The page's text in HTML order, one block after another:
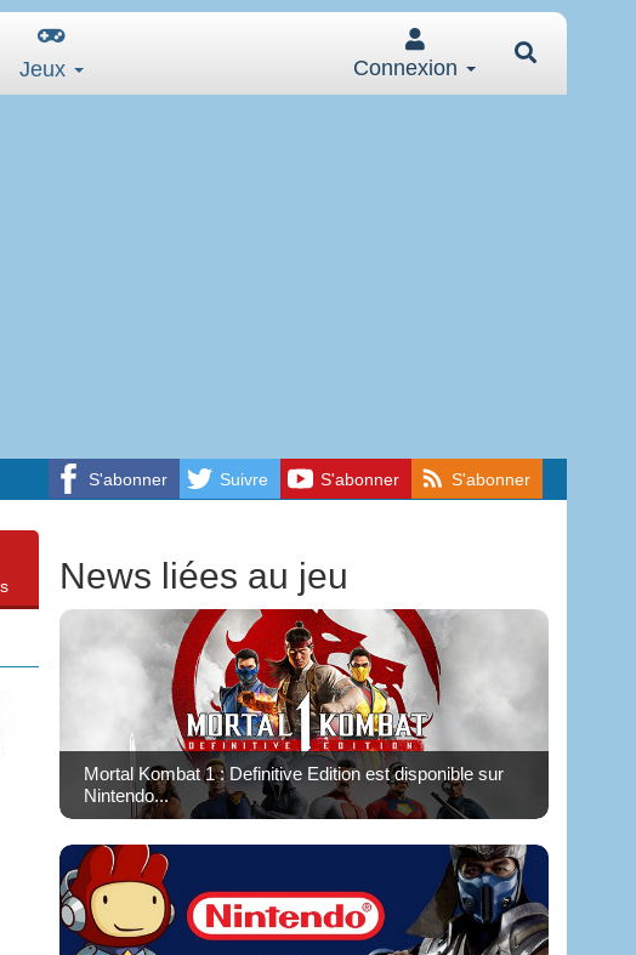
Jeux Connexion
S'abonner Suivre S'abonner S'abonner
News liées au jeu
Mortal Kombat 1 : Definitive Edition est disponible sur
Nintendo...